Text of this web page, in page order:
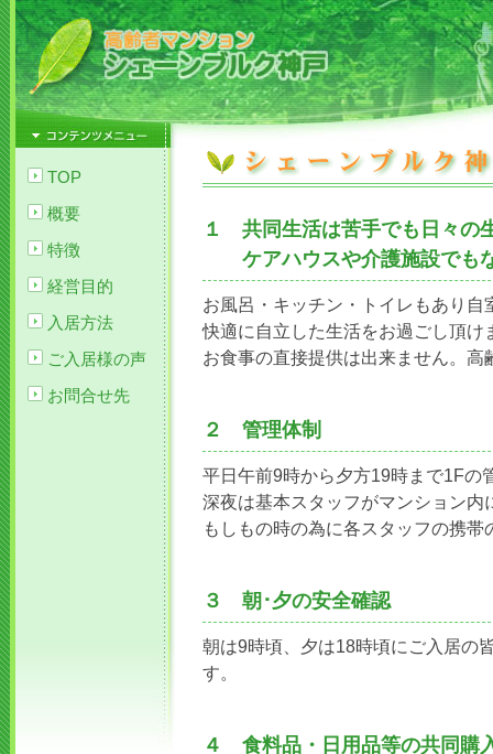
TOP
概要
特徴
経営目的
入居方法
ご入居様の声
お問合せ先
１ 共同生活は苦手でも日々の
ケアハウスや介護施設でも
お風呂・キッチン・トイレもあり
快適に自立した生活をお過ごし頂け
お食事の直接提供は出来ません。
２ 管理体制
平日午前9時から夕方19時まで1Fの
深夜は基本スタッフがマンション内
もしもの時の為に各スタッフの携
３ 朝･夕の安全確認
朝は9時頃、夕は18時頃にご入居の
す。
４ 食料品・日用品等の共同購